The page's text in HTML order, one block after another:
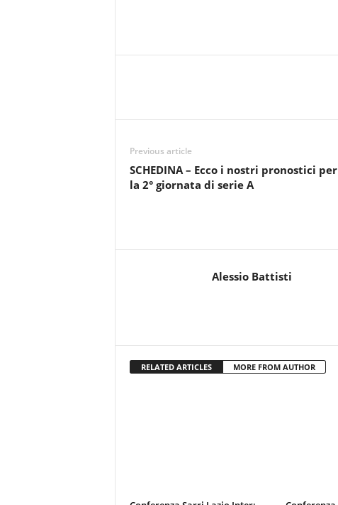
Previous article
SCHEDINA – Ecco i nostri pronostici per
la 2° giornata di serie A
Alessio Battisti
RELATED ARTICLES MORE FROM AUTHOR